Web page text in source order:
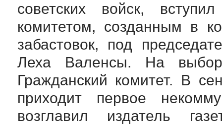
советских войск,
комитетом, созданным в
забастовок, под
Леха Валенсы. На
Гражданский комитет. В
приходит первое
возглавил издатель